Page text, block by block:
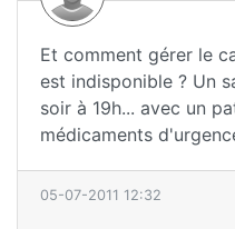
Et comment gérer le
est indisponible ? Un
soir à 19h... avec un
médicaments
05-07-2011 12:32